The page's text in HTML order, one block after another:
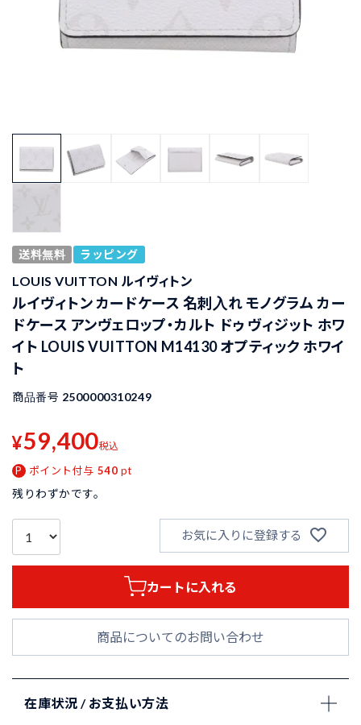
送料無料 ラッピング
LOUIS VUITTON ルイヴィトン
ルイヴィトン カードケース 名刺入れ モノグラム カー
ドケース アンヴェロップ・カルト ドゥ ヴィジット ホワ
イト LOUIS VUITTON M14130 オプティック ホワイ
ト
商品番号 2500000310249
¥59,400税込
ポイント付与 540 pt
残りわずかです。
お気に入りに登録する
カートに入れる
商品についてのお問い合わせ
在庫状況 / お支払い方法